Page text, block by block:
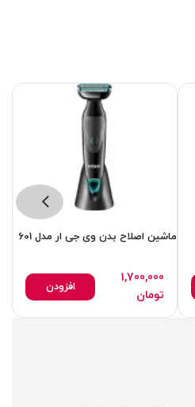
ماشین اصلاح بدن وی جی ار مدل 601
1,700,000
تومان
افزودن